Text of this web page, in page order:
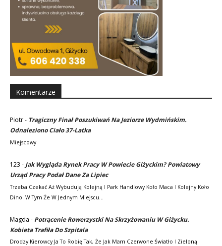
Komentarze
Piotr- Tragiczny Finał Poszukiwań Na Jeziorze Wydmińskim.
Odnaleziono Ciało 37-Latka
Miejscowy
123 - Jak Wygląda Rynek Pracy W Powiecie Giżyckim? Powiatowy
Urząd Pracy Podał Dane Za Lipiec
Trzeba Czekać Aż Wybudują Kolejną I Park Handlowy Koło Maca I Kolejny Koło
Dino. W Tym Że W Jednym Miejscu…
Magda - Potrącenie Rowerzystki Na Skrzyżowaniu W Giżycku.
Kobieta Trafiła Do Szpitala
Drodzy Kierowcy Ja To Robię Tak, Że Jak Mam Czerwone Światło I Zieloną